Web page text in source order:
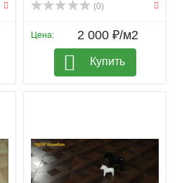
(0)
Цена: 2 000 ₽/м2
Купить